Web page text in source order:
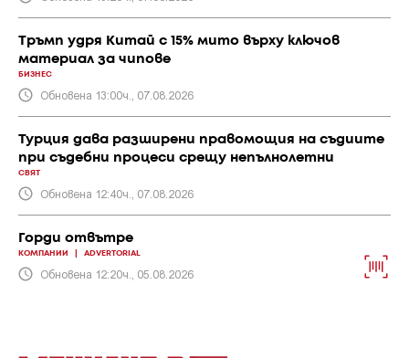
Тръмп удря Китай с 15% мито върху ключов
материал за чипове
БИЗНЕС
Обновена 13:00ч., 07.08.2026
Турция дава разширени правомощия на съдиите
при съдебни процеси срещу непълнолетни
СВЯТ
Обновена 12:40ч., 07.08.2026
Горди отвътре
КОМПАНИИ ADVERTORIAL
Обновена 12:20ч., 05.08.2026